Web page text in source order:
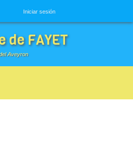
Iniciar sesión
de FAYET
Aveyron
la navegación